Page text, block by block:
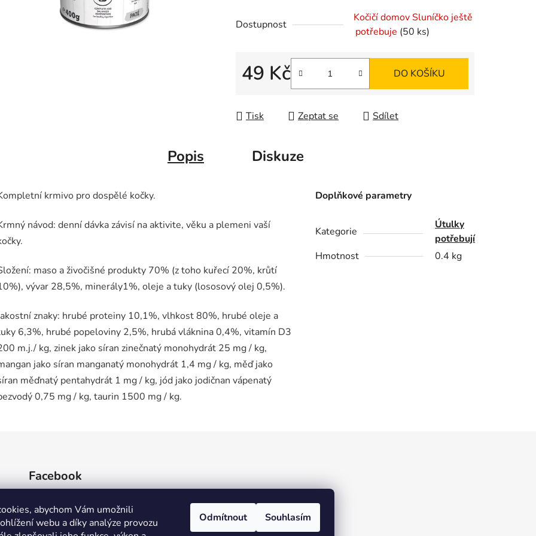
abychom Vám umožnili
webu a díky analýze provozu
Odmítnout Souhlasím
5
Dostupnost
Kočičí domov Sluníčko ještě
potřebuje (50 ks)
49 Kč
Měrná cena:
DO KOŠÍKU
Tisk Zeptat se Sdílet
Popis Diskuze
krmivo pro dospělé kočky.
návod: denní dávka závisí na aktivite, věku a plemeni vaší
maso a živočišné produkty 70% (z toho kuřecí 20%, krůtí
vývar 28,5%, minerály1%, oleje a tuky (lososový olej 0,5%).
znaky: hrubé proteiny 10,1%, vlhkost 80%, hrubé oleje a
6,3%, hrubé popeloviny 2,5%, hrubá vláknina 0,4%, vitamín D3
m.j./ kg, zinek jako síran zinečnatý monohydrát 25 mg / kg,
jako síran manganatý monohydrát 1,4 mg / kg, měď jako
měďnatý pentahydrát 1 mg / kg, jód jako jodičnan vápenatý
0,75 mg / kg, taurin 1500 mg / kg.
Doplňkové parametry
Kategorie
Útulky
potřebují
Hmotnost
0.4 kg
Facebook